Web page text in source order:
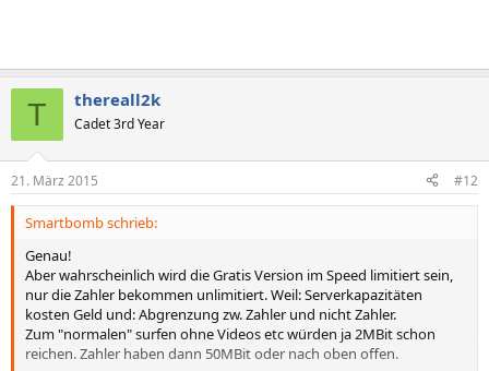
T thereall2k
Cadet 3rd Year
21. März 2015 #12
Smartbomb schrieb:
Genau!
Aber wahrscheinlich wird die Gratis Version im Speed limitiert sein,
nur die Zahler bekommen unlimitiert. Weil: Serverkapazitäten
kosten Geld und: Abgrenzung zw. Zahler und nicht Zahler.
Zum "normalen" surfen ohne Videos etc würden ja 2MBit schon
reichen. Zahler haben dann 50MBit oder nach oben offen.